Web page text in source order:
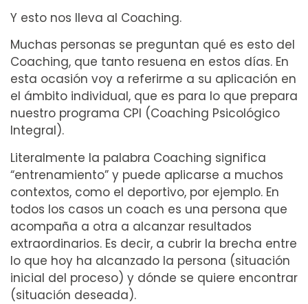
Y esto nos lleva al Coaching.
Muchas personas se preguntan qué es esto del
Coaching, que tanto resuena en estos días. En
esta ocasión voy a referirme a su aplicación en
el ámbito individual, que es para lo que prepara
nuestro programa CPI (Coaching Psicológico
Integral).
Literalmente la palabra Coaching significa
“entrenamiento” y puede aplicarse a muchos
contextos, como el deportivo, por ejemplo. En
todos los casos un coach es una persona que
acompaña a otra a alcanzar resultados
extraordinarios. Es decir, a cubrir la brecha entre
lo que hoy ha alcanzado la persona (situación
inicial del proceso) y dónde se quiere encontrar
(situación deseada).